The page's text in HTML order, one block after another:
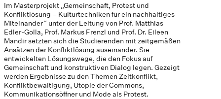
Im Masterprojekt „Gemeinschaft, Protest und
Konfliktlösung – Kulturtechniken für ein nachhaltiges
Miteinander“ unter der Leitung von Prof. Matthias
Edler-Golla, Prof. Markus Frenzl und Prof. Dr. Eileen
Mandir setzten sich die Studierenden mit zeitgemäßen
Ansätzen der Konfliktlösung auseinander. Sie
entwickelten Lösungswege, die den Fokus auf
Gemeinschaft und konstruktiven Dialog legen. Gezeigt
werden Ergebnisse zu den Themen Zeitkonflikt,
Konfliktbewältigung, Utopie der Commons,
Kommunikationsöffner und Mode als Protest.